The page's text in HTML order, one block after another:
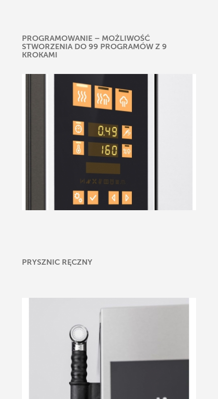
PROGRAMOWANIE – MOŻLIWOŚĆ
STWORZENIA DO 99 PROGRAMÓW Z 9
KROKAMI
PRYSZNIC RĘCZNY